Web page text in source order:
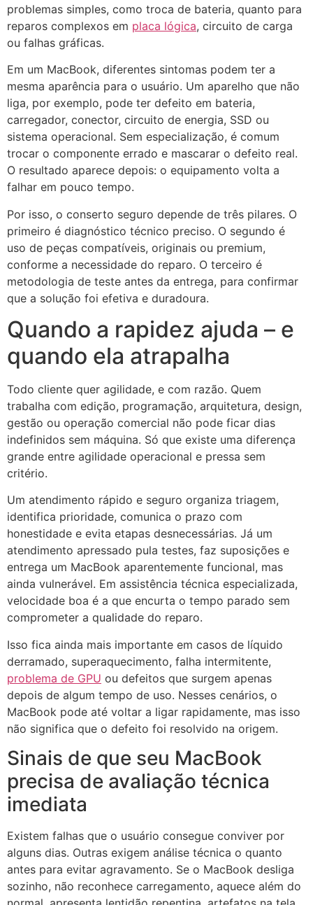
problemas simples, como troca de bateria, quanto para
reparos complexos em placa lógica, circuito de carga
ou falhas gráficas.
Em um MacBook, diferentes sintomas podem ter a
mesma aparência para o usuário. Um aparelho que não
liga, por exemplo, pode ter defeito em bateria,
carregador, conector, circuito de energia, SSD ou
sistema operacional. Sem especialização, é comum
trocar o componente errado e mascarar o defeito real.
O resultado aparece depois: o equipamento volta a
falhar em pouco tempo.
Por isso, o conserto seguro depende de três pilares. O
primeiro é diagnóstico técnico preciso. O segundo é
uso de peças compatíveis, originais ou premium,
conforme a necessidade do reparo. O terceiro é
metodologia de teste antes da entrega, para confirmar
que a solução foi efetiva e duradoura.
Quando a rapidez ajuda – e
quando ela atrapalha
Todo cliente quer agilidade, e com razão. Quem
trabalha com edição, programação, arquitetura, design,
gestão ou operação comercial não pode ficar dias
indefinidos sem máquina. Só que existe uma diferença
grande entre agilidade operacional e pressa sem
critério.
Um atendimento rápido e seguro organiza triagem,
identifica prioridade, comunica o prazo com
honestidade e evita etapas desnecessárias. Já um
atendimento apressado pula testes, faz suposições e
entrega um MacBook aparentemente funcional, mas
ainda vulnerável. Em assistência técnica especializada,
velocidade boa é a que encurta o tempo parado sem
comprometer a qualidade do reparo.
Isso fica ainda mais importante em casos de líquido
derramado, superaquecimento, falha intermitente,
problema de GPU ou defeitos que surgem apenas
depois de algum tempo de uso. Nesses cenários, o
MacBook pode até voltar a ligar rapidamente, mas isso
não significa que o defeito foi resolvido na origem.
Sinais de que seu MacBook
precisa de avaliação técnica
imediata
Existem falhas que o usuário consegue conviver por
alguns dias. Outras exigem análise técnica o quanto
antes para evitar agravamento. Se o MacBook desliga
sozinho, não reconhece carregamento, aquece além do